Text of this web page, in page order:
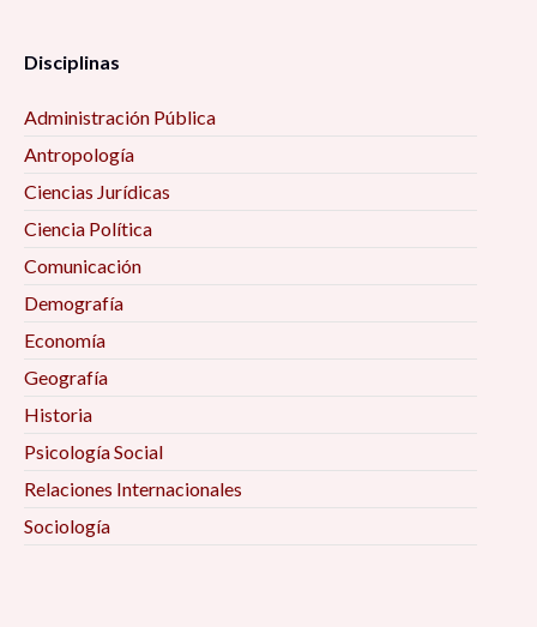
Disciplinas
Administración Pública
Antropología
Ciencias Jurídicas
Ciencia Política
Comunicación
Demografía
Economía
Geografía
Historia
Psicología Social
Relaciones Internacionales
Sociología